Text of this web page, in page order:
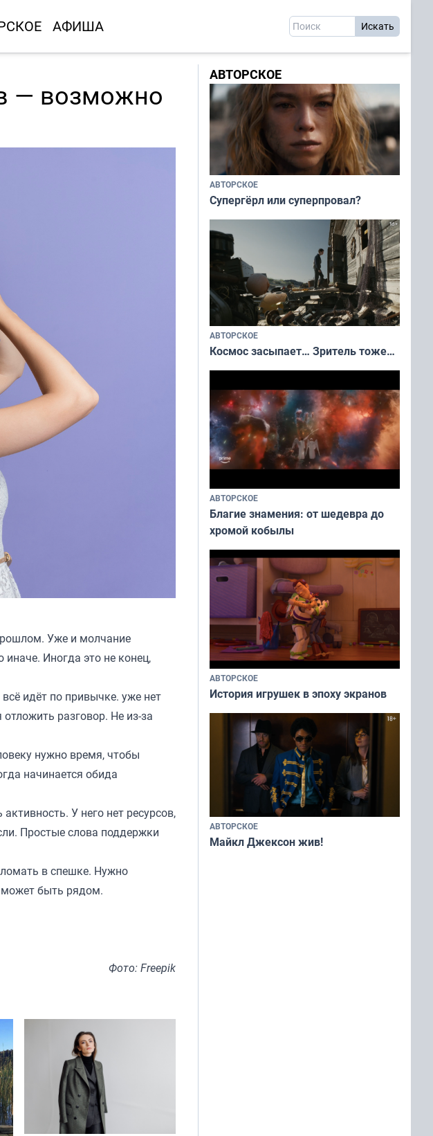
АФИША
— возможно
Уже и молчание
Иногда это не конец,
идёт по привычке. уже нет
разговор. Не из-за
нужно время, чтобы
начинается обида
У него нет ресурсов,
Простые слова поддержки
в спешке. Нужно
может быть рядом.
Фото: Freepik
АВТОРСКОЕ
АВТОРСКОЕ
Супергёрл или суперпровал?
АВТОРСКОЕ
Космос засыпает… Зритель тоже…
АВТОРСКОЕ
Благие знамения: от шедевра до
хромой кобылы
АВТОРСКОЕ
История игрушек в эпоху экранов
АВТОРСКОЕ
Майкл Джексон жив!